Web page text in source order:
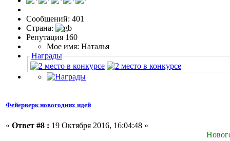
Сообщений: 401
Страна:
Репутация 160
Мое имя: Наталья
Награды
Фейерверк новогодних идей
« Ответ #8 : 19 Октября 2016, 16:04:48 »